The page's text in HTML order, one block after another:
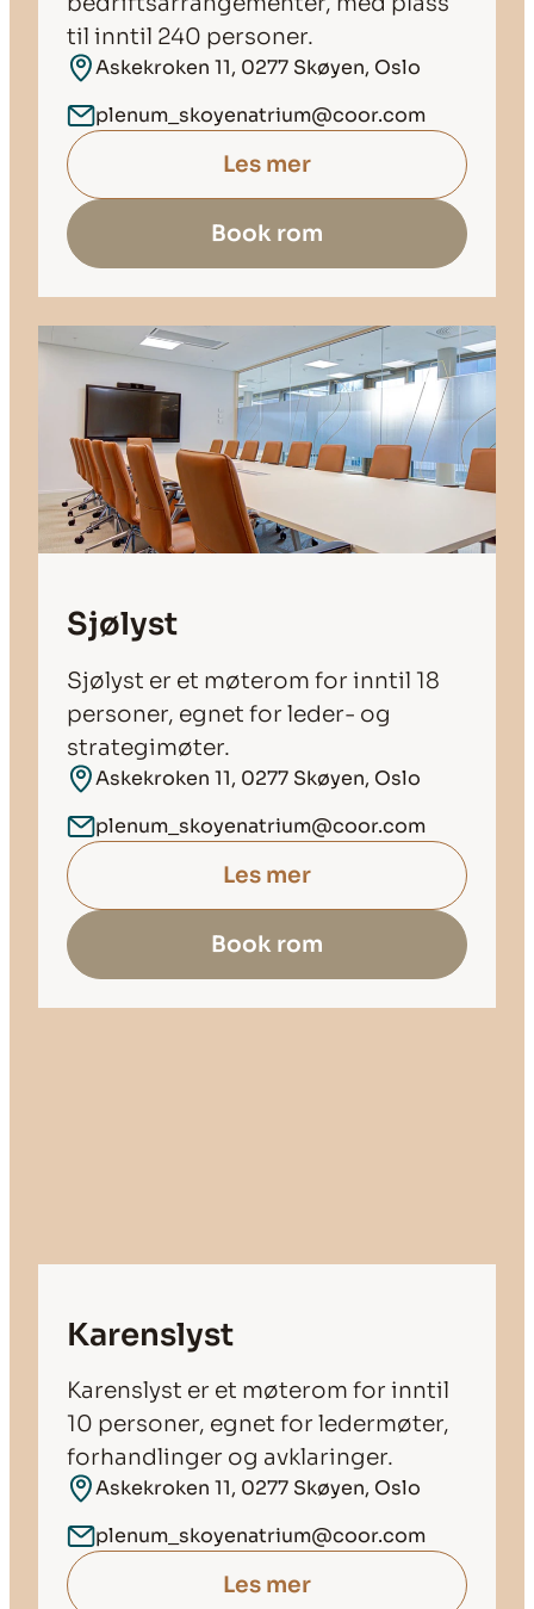
til inntil 240 personer.
Askekroken 11, 0277 Skøyen, Oslo
plenum_skoyenatrium@coor.com
Les mer
Book rom
Sjølyst
Sjølyst er et møterom for inntil 18
personer, egnet for leder- og
strategimøter.
Askekroken 11, 0277 Skøyen, Oslo
plenum_skoyenatrium@coor.com
Les mer
Book rom
Karenslyst
Karenslyst er et møterom for inntil
10 personer, egnet for ledermøter,
forhandlinger og avklaringer.
Askekroken 11, 0277 Skøyen, Oslo
plenum_skoyenatrium@coor.com
Les mer